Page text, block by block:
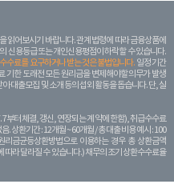
읽어보시기 바랍니다. 관계 법령에 따라 금융상품에
신용등급 또는 개인신용평점이 하락할 수 있습니다.
수료를 요구하거나 받는 것은 불법입니다. 일정 기간
기한 도래전 모든 원리금을 변제해야할 의무가 발생
대출모집 및 소개 등의 섭외 활동을 돕습니다. 단, 실
부터 체결, 갱신, 연장되는 계 약에 한함), 취급수수료
상환기간 : 12개월 ~ 60개월 / 총 대출 비용 예시 : 100
금균등상환방법으로 이용하는 경우 총 상환금액
라 달라질 수 있습니다.) 채무의 조기 상환수수료율